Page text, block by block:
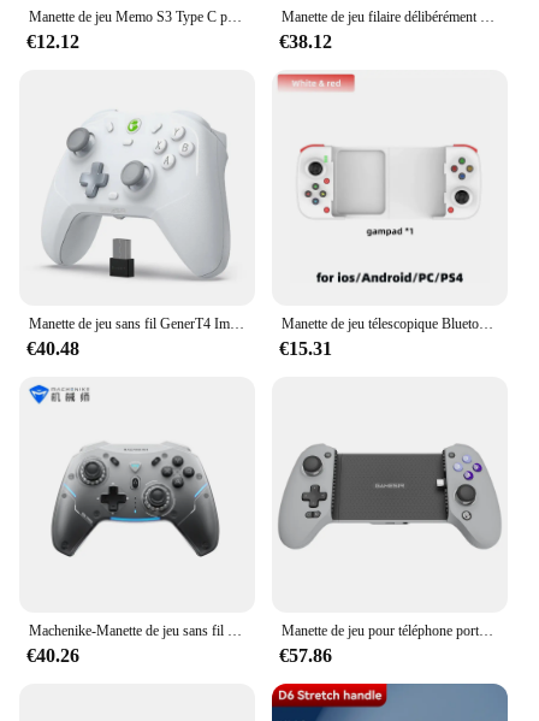
Manette de jeu Memo S3 Type C pour téléphone portable, contrôleur, effet Hall, anciers, manette, Android, Type C, PS, Cloud, jeu, personnalisé, nouveau, 2024
€12.12
Manette de jeu filaire délibérément GenerKaleid Flux Xbox, contrôleur pour Xbox Series X, Xbox Series S, console de jeu Xbox One, joystick à effet Hall
€38.12
Manette de jeu sans fil GenerT4 Imagone Pro avec effet Hall, contrôleur Bluetooth, Nintendo Switch, iPhone, téléphone Android, délibérément
€40.48
Manette de jeu télescopique Bluetooth D3, manette de jeu pour PC, iOS, Android, commutateur PUBG, PS4, manette de jeu 3D sans fil commandée avec Partenaires
€15.31
€40.26
Manette de jeu pour téléphone portable, avec effet Hall, pour iPhone 15, Android, Cloud, délibérément GenerG8 Galileo
€57.86